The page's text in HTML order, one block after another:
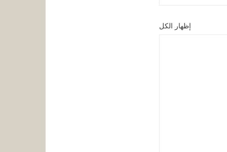
إظهار الكل